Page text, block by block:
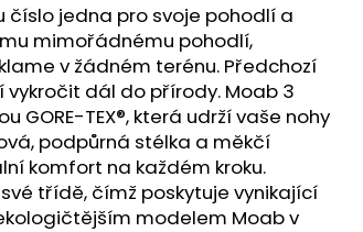
číslo jedna pro svoje pohodlí a
mimořádnému pohodlí,
v žádném terénu. Předchozí
dál do přírody. Moab 3
GORE-TEX®, která udrží vaše nohy
podpůrná stélka a měkčí
komfort na každém kroku.
třídě, čímž poskytuje vynikající
modelem Moab v
Následující